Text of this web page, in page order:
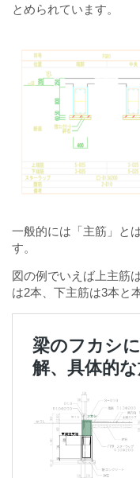
とめられています。
一般的には「主筋」と
す。
図の例でいえば上主筋
は2本、下主筋は3本と